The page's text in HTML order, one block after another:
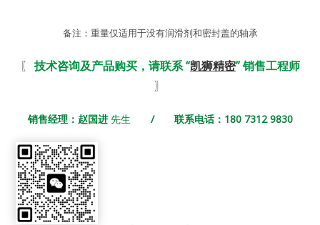
备注：重量仅适用于没有润滑剂和密封盖的轴承
〖 技术咨询及产品购买，请联系 “凯狮精密” 销售工程师
〗
销售经理：赵国进 先生 / 联系电话：180 7312 9830